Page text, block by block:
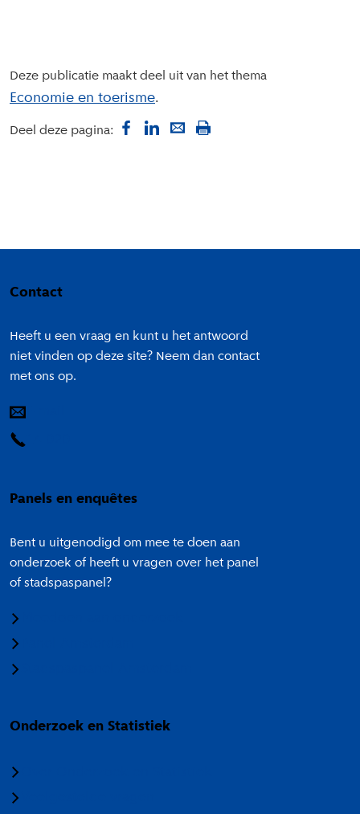
Deze publicatie maakt deel uit van het thema
Economie en toerisme
Deel deze pagina:
Contact
Heeft u een vraag en kunt u het antwoord
niet vinden op deze site? Neem dan contact
met ons op.
Panels en enquêtes
Bent u uitgenodigd om mee te doen aan
onderzoek of heeft u vragen over het panel
of stadspaspanel?
Onderzoek en Statistiek